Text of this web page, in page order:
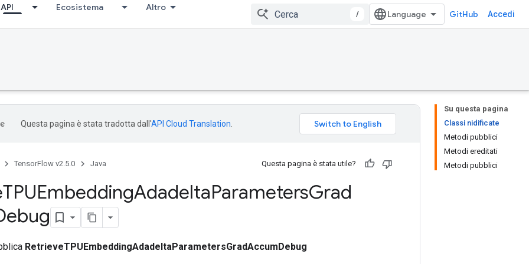
API Ecosistema Altro
/ GitHub Accedi
Su questa pagina
Classi nidificate
Metodi pubblici
Metodi ereditati
Metodi pubblici
Questa pagina è stata tradotta dall'API Cloud Translation
TensorFlow v2.5.0 Java Questa pagina è stata utile?
TPUEmbeddingAdadeltaParametersGrad
RetrieveTPUEmbeddingAdadeltaParametersGradAccumDebug